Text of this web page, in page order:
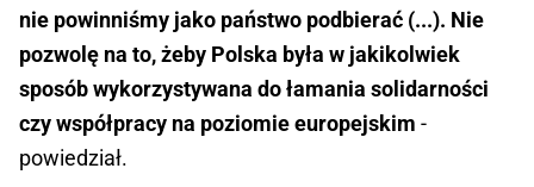
nie powinniśmy jako państwo podbierać (...). Nie
pozwolę na to, żeby Polska była w jakikolwiek
sposób wykorzystywana do łamania solidarności
czy współpracy na poziomie europejskim -
powiedział.